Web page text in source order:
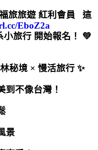
旅旅遊 紅利會員 這
EboZ2a
旅行 開始報名！
💚
秘境 × 慢活旅行 ✨
到不像台灣！
景